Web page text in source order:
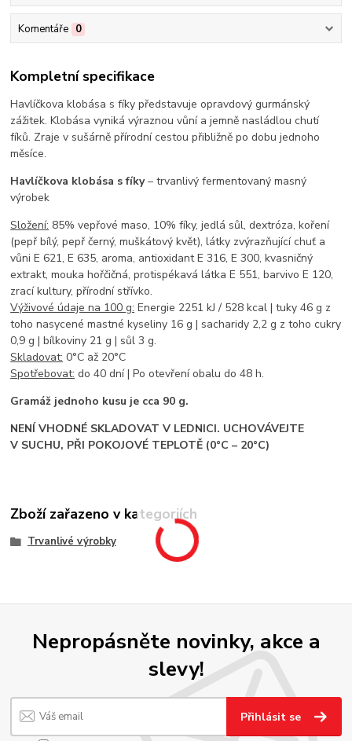
Komentáře 0
Kompletní specifikace
Havlíčkova klobása s fíky představuje opravdový gurmánský
zážitek. Klobása vyniká výraznou vůní a jemně nasládlou chutí
fíků. Zraje v sušárně přírodní cestou přibližně po dobu jednoho
měsíce.
Havlíčkova klobása s fíky– trvanlivý fermentovaný masný
výrobek
Složení: 85% vepřové maso, 10% fíky, jedlá sůl, dextróza, koření
(pepř bílý, pepř černý, muškátový květ), látky zvýrazňující chuť a
vůni E 621, E 635, aroma, antioxidant E 316, E 300, kvasničný
extrakt, mouka hořčičná, protispékavá látka E 551, barvivo E 120,
zrací kultury, přírodní střívko.
Výživové údaje na 100 g: Energie 2251 kJ / 528 kcal | tuky 46 g z
toho nasycené mastné kyseliny 16 g | sacharidy 2,2 g z toho cukry
0,9 g | bílkoviny 21 g | sůl 3 g.
Skladovat: 0°C až 20°C
Spotřebovat: do 40 dní | Po otevření obalu do 48 h.
Gramáž jednoho kusu je cca 90 g.
NENÍ VHODNÉ SKLADOVAT V LEDNICI. UCHOVÁVEJTE
V SUCHU, PŘI POKOJOVÉ TEPLOTĚ (0°C – 20°C)
Zboží zařazeno v kategoriích
Trvanlivé výrobky
Nepropásněte novinky, akce a
slevy!
Přihlásit se